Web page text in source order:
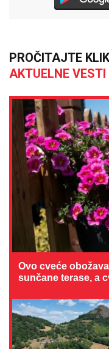
PROČITAJTE
AKTUELNE VESTI
Ovo cveće
sunčane terase, a